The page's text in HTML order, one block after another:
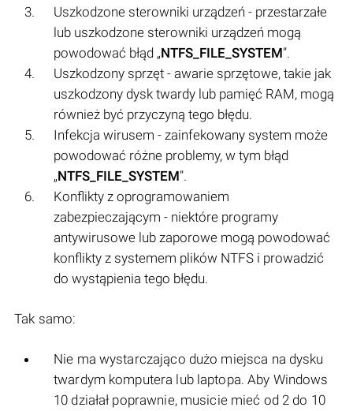
Uszkodzone sterowniki urządzeń - przestarzałe
lub uszkodzone sterowniki urządzeń mogą
powodować błąd „NTFS_FILE_SYSTEM”.
Uszkodzony sprzęt - awarie sprzętowe, takie jak
uszkodzony dysk twardy lub pamięć RAM, mogą
również być przyczyną tego błędu.
Infekcja wirusem - zainfekowany system może
powodować różne problemy, w tym błąd
„NTFS_FILE_SYSTEM”.
Konflikty z oprogramowaniem
zabezpieczającym - niektóre programy
antywirusowe lub zaporowe mogą powodować
konflikty z systemem plików NTFS i prowadzić
do wystąpienia tego błędu.
Tak samo:
Nie ma wystarczająco dużo miejsca na dysku
twardym komputera lub laptopa. Aby Windows
10 działał poprawnie, musicie mieć od 2 do 10